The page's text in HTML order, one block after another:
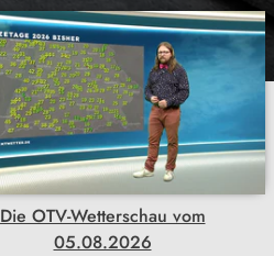
Die OTV-Wetterschau vom
05.08.2026